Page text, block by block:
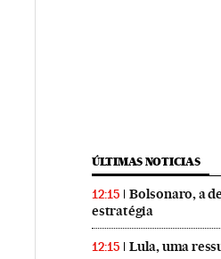
ÚLTIMAS NOTICIAS
12:15
Bolsonaro, a
estratégia
12:15 Lula, uma